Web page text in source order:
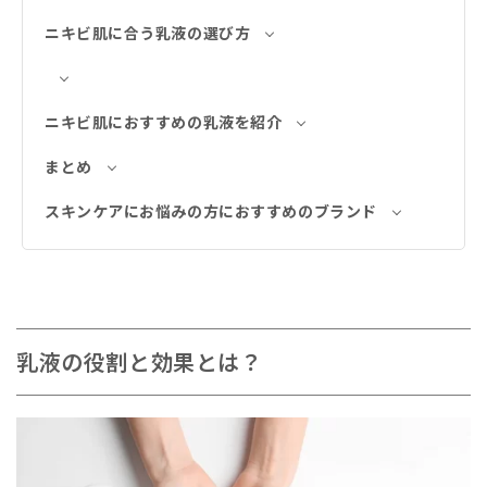
ニキビ肌に合う乳液の選び方
ニキビ肌におすすめの乳液を紹介
まとめ
スキンケアにお悩みの方におすすめのブランド
乳液の役割と効果とは？